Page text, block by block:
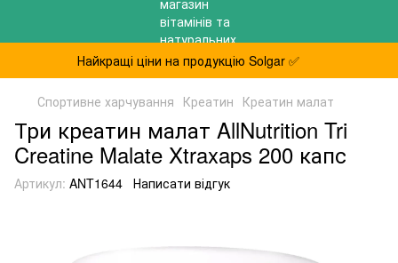
Найкращі ціни на продукцію Solgar ✅
Спортивне харчування Креатин Креатин малат
Три креатин малат AllNutrition Tri
Creatine Malate Xtraxaps 200 капс
Артикул: ANT1644 Написати відгук